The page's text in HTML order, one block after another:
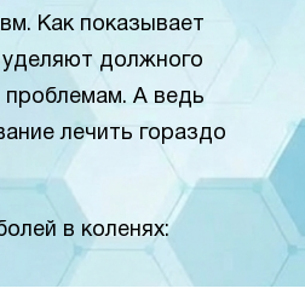
Как показывает
уделяют должного
А ведь
лечить гораздо
в коленях: